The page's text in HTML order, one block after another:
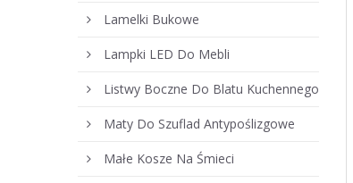
Lamelki Bukowe
Lampki LED Do Mebli
Listwy Boczne Do Blatu Kuchennego
Maty Do Szuflad Antypoślizgowe
Małe Kosze Na Śmieci